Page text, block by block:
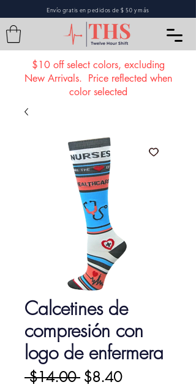
Envío gratis en pedidos de $ 50 y más
$10 off select colors, excluding
New Arrivals. Price reflected when
color selected
Calcetines de
compresión con
logo de enfermera
$14.00 Precio
$8.40Precio